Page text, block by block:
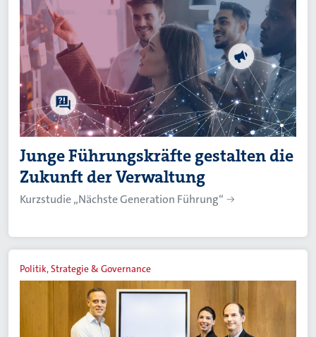
Junge Führungskräfte gestalten die
Zukunft der Verwaltung
Kurzstudie „Nächste Generation Führung“
Politik, Strategie & Governance